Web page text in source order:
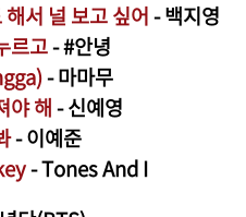
서 널 보고 싶어- 백지영
르고- #안녕
- 마마무
야 해- 신예영
- 이예준
- Tones And I